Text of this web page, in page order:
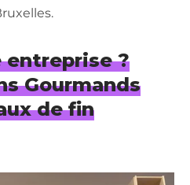
entreprise ?
Gourmands
de fin